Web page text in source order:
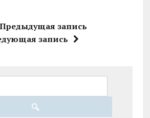
Предыдущая запись
запись